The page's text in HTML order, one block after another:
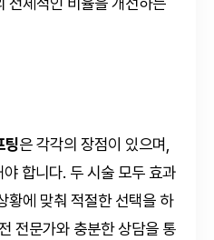
팅은 각각의 장점이 있으며,
합니다. 두 시술 모두 효과
황에 맞춰 적절한 선택을 하
전문가와 충분한 상담을 통